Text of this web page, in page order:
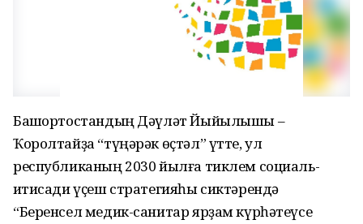
Башҡортостандың Дәүләт Йыйылышы –
Ҡоролтайҙа “түңәрәк өҫтәл” үтте, ул
республиканың 2030 йылға тиклем социаль-
иҡтисади үҫеш стратегияһы сиктәрендә
“Беренсел медик-санитар ярҙам күрһәтеүсе